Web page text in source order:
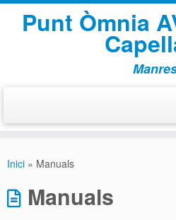
Punt Òmnia
Inici » Manuals
Manuals